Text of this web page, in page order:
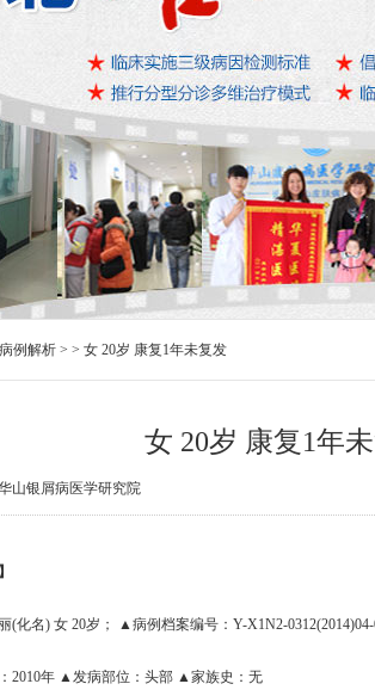
病例解析 > > 女 20岁 康复1年未复发
女 20岁 康复1年
山银屑病医学研究院
名) 女 20岁； ▲病例档案编号：Y-X1N2-0312(2014)04-
年 ▲发病部位：头部 ▲家族史：无